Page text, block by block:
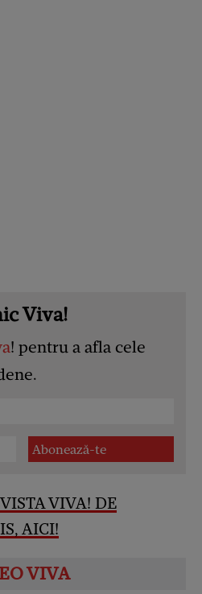
Viva!
! pentru a afla cele
VIVA! DE
AICI!